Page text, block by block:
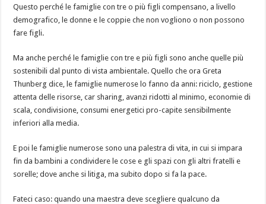
Questo perché le famiglie con tre o più figli compensano, a livello
demografico, le donne e le coppie che non vogliono o non possono
fare figli.
Ma anche perché le famiglie con tre e più figli sono anche quelle più
sostenibili dal punto di vista ambientale. Quello che ora Greta
Thunberg dice, le famiglie numerose lo fanno da anni: riciclo, gestione
attenta delle risorse, car sharing, avanzi ridotti al minimo, economie di
scala, condivisione, consumi energetici pro-capite sensibilmente
inferiori alla media.
E poi le famiglie numerose sono una palestra di vita, in cui si impara
fin da bambini a condividere le cose e gli spazi con gli altri fratelli e
sorelle; dove anche si litiga, ma subito dopo si fa la pace.
Fateci caso: quando una maestra deve scegliere qualcuno da